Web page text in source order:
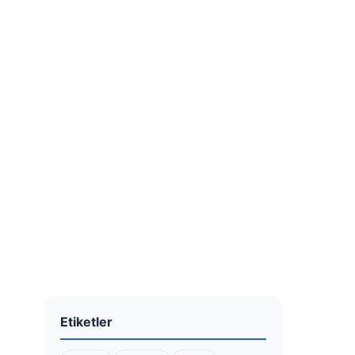
Etiketler